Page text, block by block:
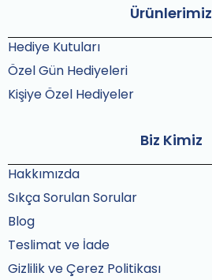
Ürünlerimiz
Hediye Kutuları
Özel Gün Hediyeleri
Kişiye Özel Hediyeler
Biz Kimiz
Hakkımızda
Sıkça Sorulan Sorular
Blog
Teslimat ve İade
Gizlilik ve Çerez Politikası